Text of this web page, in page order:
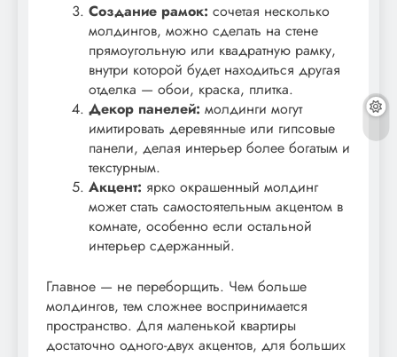
Создание рамок: сочетая несколько
молдингов, можно сделать на стене
прямоугольную или квадратную рамку,
внутри которой будет находиться другая
отделка — обои, краска, плитка.
Декор панелей: молдинги могут
имитировать деревянные или гипсовые
панели, делая интерьер более богатым и
текстурным.
Акцент: ярко окрашенный молдинг
может стать самостоятельным акцентом в
комнате, особенно если остальной
интерьер сдержанный.
Главное — не переборщить. Чем больше
молдингов, тем сложнее воспринимается
пространство. Для маленькой квартиры
достаточно одного-двух акцентов, для больших